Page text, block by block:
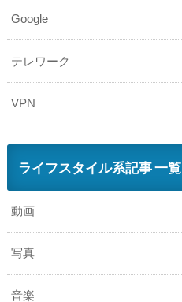
Google
テレワーク
VPN
ライフスタイル系記事 一覧
動画
写真
音楽